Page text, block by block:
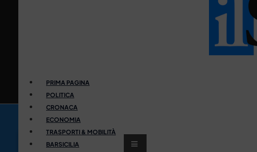
PRIMA PAGINA
POLITICA
CRONACA
ECONOMIA
TRASPORTI & MOBILITÀ
BARSICILIA